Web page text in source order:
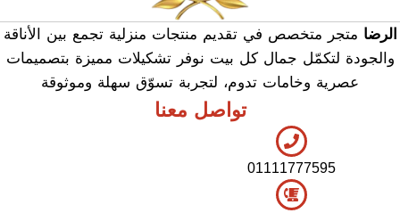
01111777595
الرضا متجر متخصص في تقديم منتجات منزلية تجمع بين الأناقة
والجودة لتكمّل جمال كل بيت نوفر تشكيلات مميزة بتصميمات
عصرية وخامات تدوم، لتجربة تسوّق سهلة وموثوقة
تواصل معنا